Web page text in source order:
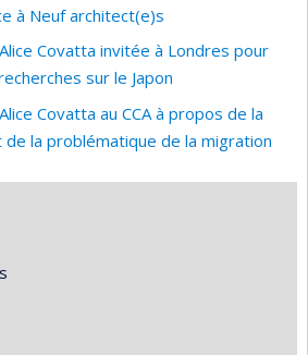
à Neuf architect(e)s
Covatta invitée à Londres pour
sur le Japon
Covatta au CCA à propos de la
la problématique de la migration